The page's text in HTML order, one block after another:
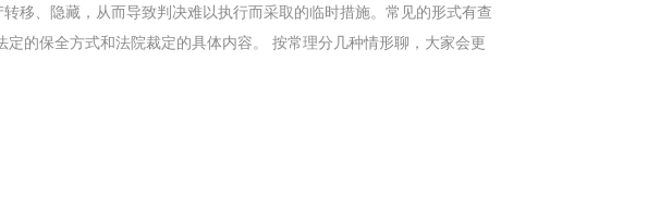
移、隐藏，从而导致判决难以执行而采取的临时措施。常见的形式有查
的保全方式和法院裁定的具体内容。 按常理分几种情形聊，大家会更